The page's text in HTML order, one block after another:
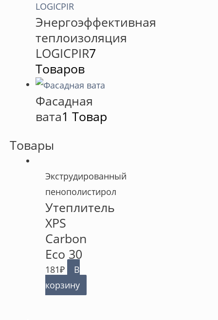
Энергоэффективная
теплоизоляция
LOGICPIR7
Товаров
Фасадная
вата1 Товар
Товары
Экструдированный
пенополистирол
Утеплитель
XPS
Carbon
Eco 30
181₽
В
корзину